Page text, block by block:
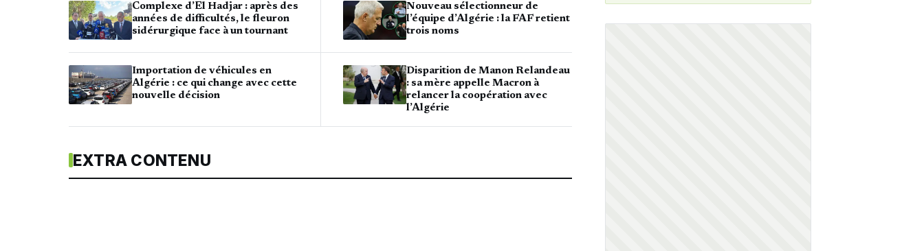
Complexe d’El Hadjar : après des
années de difficultés, le fleuron
sidérurgique face à un tournant
Importation de véhicules en
Algérie : ce qui change avec cette
nouvelle décision
Nouveau sélectionneur de
l’équipe d’Algérie : la FAF retient
trois noms
Disparition de Manon Relandeau
: sa mère appelle Macron à
relancer la coopération avec
l’Algérie
EXTRA CONTENU